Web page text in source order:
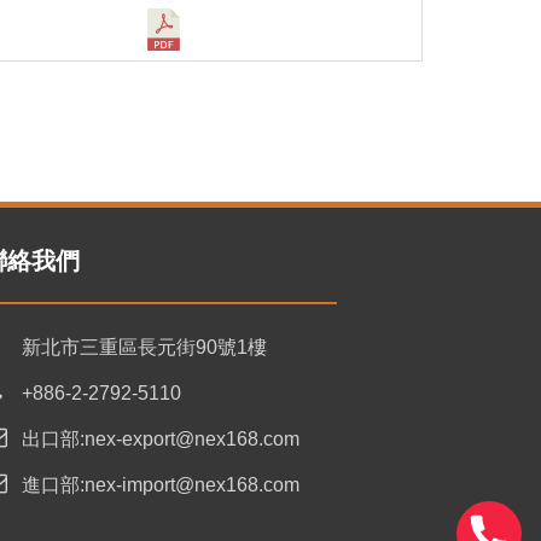
絡我們
新北市三重區長元街90號1樓
+886-2-2792-5110
出口部:nex-export@nex168.com
進口部:nex-import@nex168.com